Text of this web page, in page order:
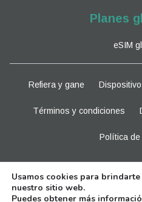
Planes
eSIM
Refiera y gane
Términos y condiciones
Política de
Usamos cookies para
nuestro sitio web.
Puedes obtener más